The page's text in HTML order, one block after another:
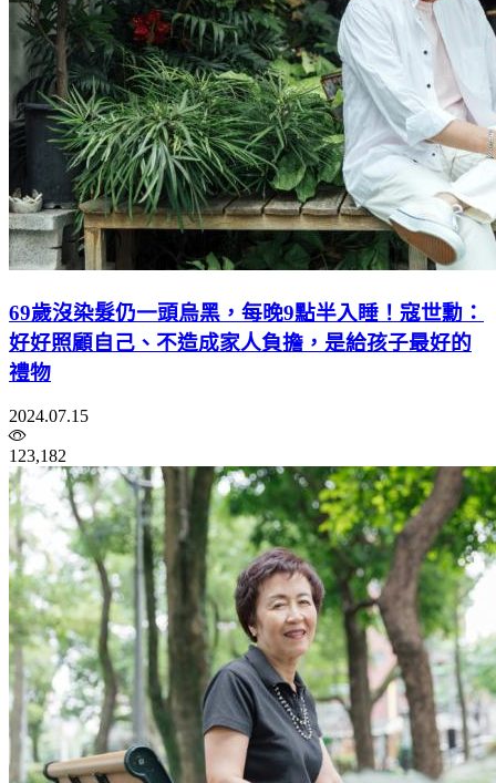
69歲沒染髮仍一頭烏黑，每晚9點半入睡！寇世勳：
好好照顧自己、不造成家人負擔，是給孩子最好的
禮物
2024.07.15
123,182